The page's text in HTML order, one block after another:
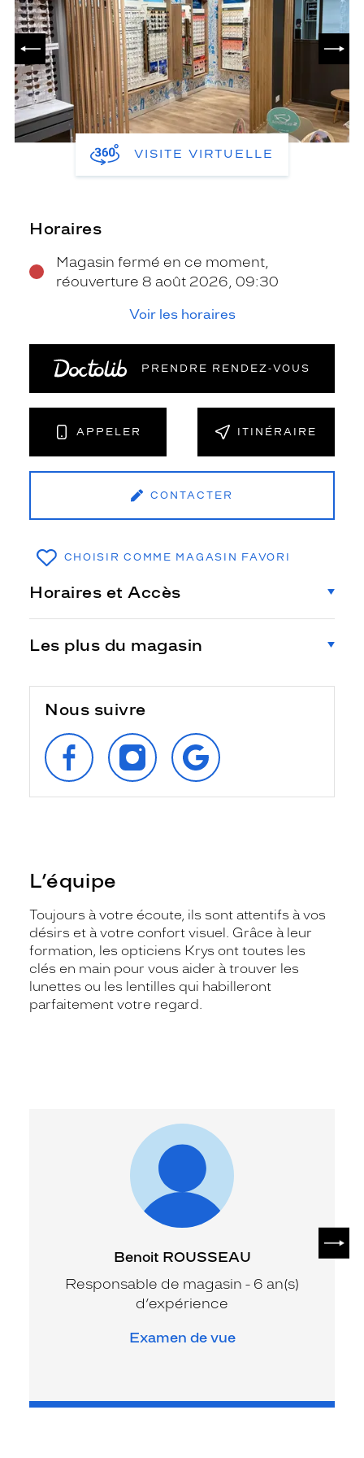
PRÉCÉDENT
VISITE VIRTUELLE
Horaires
Magasin fermé en ce moment,
réouverture 8 août 2026, 09:30
Voir les horaires
PRENDRE RENDEZ‑VOUS
APPELER ITINÉRAIRE
CONTACTER
CHOISIR COMME MAGASIN FAVORI
Horaires et Accès
Les plus du magasin
Nous suivre
SUIVEZ‑NOUS
SUR
FACEBOOK
SUIVEZ‑NOUS
SUR
INSTAGRAM
RETROUVEZ‑NOUS
SUR
GOOGLE
L’équipe
Toujours à votre écoute, ils sont attentifs à vos
désirs et à votre confort visuel. Grâce à leur
formation, les opticiens Krys ont toutes les
clés en main pour vous aider à trouver les
lunettes ou les lentilles qui habilleront
parfaitement votre regard.
Benoit ROUSSEAU
Responsable de magasin - 6 an(s)
d’expérience
Examen de vue